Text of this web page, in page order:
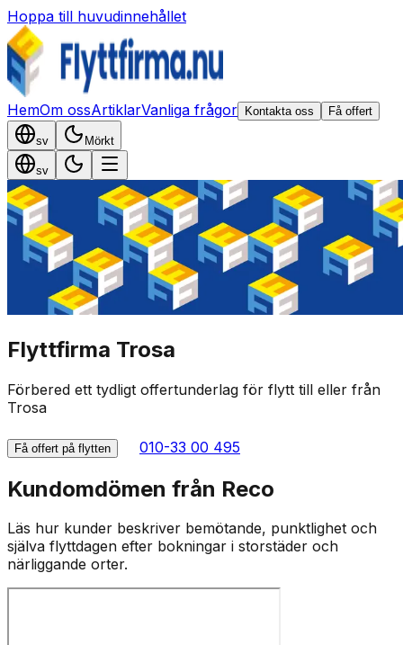
Hoppa till huvudinnehållet
HemOm ossArtiklarVanliga frågor Kontakta oss Få offert
sv Mörkt
sv
Flyttfirma Trosa
Förbered ett tydligt offertunderlag för flytt till eller från
Trosa
Få offert på flytten 010-33 00 495
Kundomdömen från Reco
Läs hur kunder beskriver bemötande, punktlighet och
själva flyttdagen efter bokningar i storstäder och
närliggande orter.